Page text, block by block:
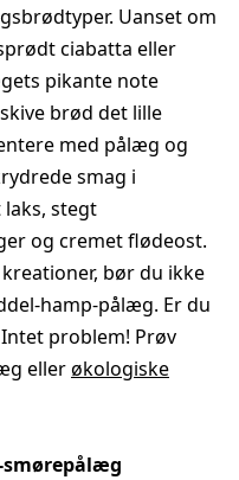
Uanset om
ciabatta eller
pikante note
brød det lille
med pålæg og
smag i
stegt
og cremet flødeost.
bør du ikke
hamp-pålæg. Er du
problem! Prøv
ellerøkologiske
smørepålæg